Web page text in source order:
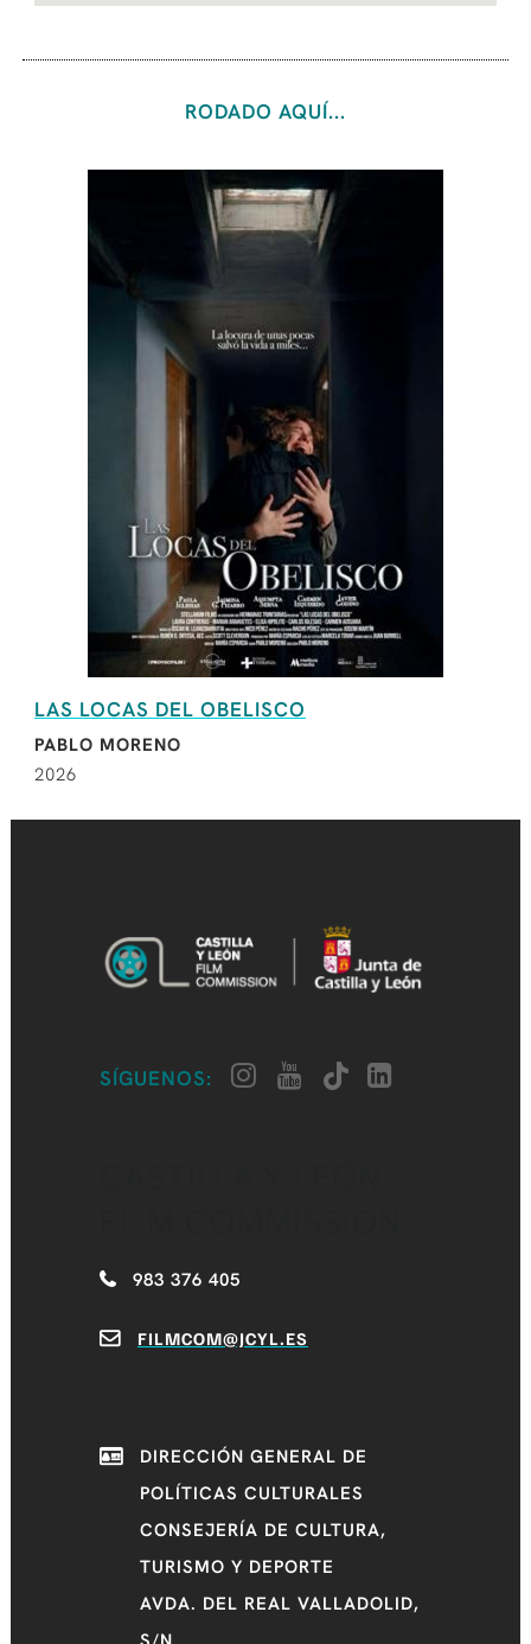
RODADO AQUÍ...
LAS LOCAS DEL OBELISCO
PABLO MORENO
2026
SÍGUENOS:
983 376 405
FILMCOM@JCYL.ES
DIRECCIÓN GENERAL DE
POLÍTICAS CULTURALES
CONSEJERÍA DE CULTURA,
TURISMO Y DEPORTE
AVDA. DEL REAL VALLADOLID,